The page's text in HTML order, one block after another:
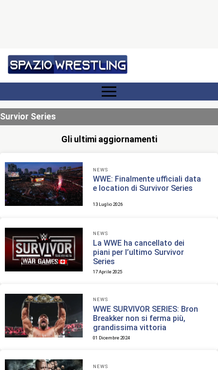
Survior Series
Gli ultimi aggiornamenti
NEWS
WWE: Finalmente ufficiali data
e location di Survivor Series
13 Luglio 2026
NEWS
La WWE ha cancellato dei
piani per l’ultimo Survivor
Series
17 Aprile 2025
NEWS
WWE SURVIVOR SERIES: Bron
Breakker non si ferma più,
grandissima vittoria
01 Dicembre 2024
NEWS